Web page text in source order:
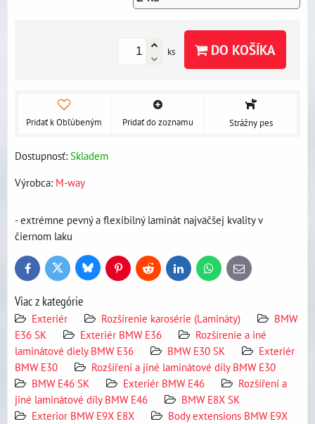
ks DO KOŠÍKA
Pridať k Obľúbeným Pridať do zoznamu Strážny pes
Dostupnosť: Skladem
Výrobca: M-way
- extrémne pevný a flexibilný laminát najväčšej kvality v
čiernom laku
FacebookTwitter BlueskyPinterestReddit LinkedInWhatsApp
E-
mail
Viac z kategórie
Exteriér Rozšírenie karosérie (Lamináty)
BMW
E36 SK
Exteriér BMW E36
Rozšírenie a iné
laminátové diely BMW E36
BMW E30 SK
Exteriér
BMW E30
Rozšíření a jiné laminátové díly BMW E30
BMW E46 SK
Exteriér BMW E46
Rozšíření a
jiné laminátové díly BMW E46
BMW E8X SK
Exterior BMW E9X E8X
Body extensions BMW E9X